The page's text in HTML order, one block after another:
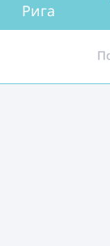
Рига